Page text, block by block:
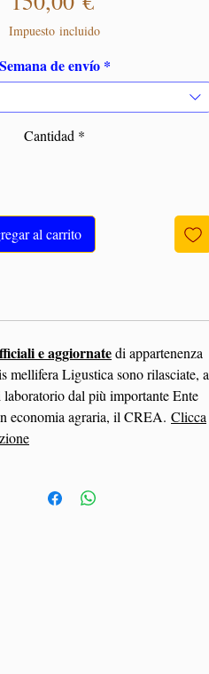
Impuesto incluido
Semana de envío *
Cantidad *
al carrito
e aggiornatedi appartenenza
mellifera Ligustica sono rilasciate, a
dal più importante Ente
economia agraria, il CREA. Clicca